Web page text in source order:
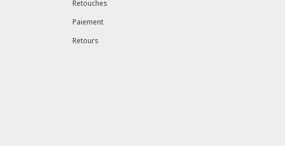
Retouches
Paiement
Retours